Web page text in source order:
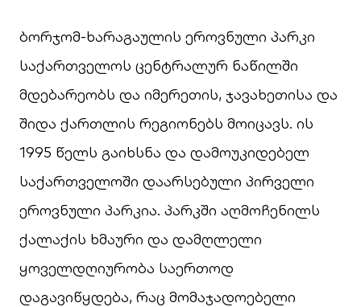
ბორჯომ-ხარაგაულის ეროვნული პარკი
საქართველოს ცენტრალურ ნაწილში
მდებარეობს და იმერეთის, ჯავახეთისა და
შიდა ქართლის რეგიონებს მოიცავს. ის
1995 წელს გაიხსნა და დამოუკიდებელ
საქართველოში დაარსებული პირველი
ეროვნული პარკია. პარკში აღმოჩენილს
ქალაქის ხმაური და დამღლელი
ყოველდღიურობა საერთოდ
დაგავიწყდება, რაც მომაჯადოებელი